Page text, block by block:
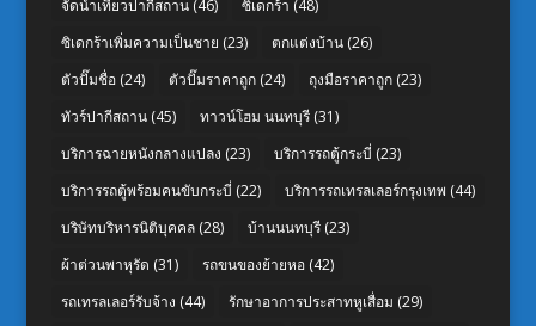
จัดนำเที่ยวปากีสถาน(46) ซิเดกร้า (48)
ซิเดกร้าเพิ่มความเป็นชาย (23) ตกแต่งบ้าน(26)
ตัวปั๊มชื่อ(24) ตัวปั๊มราคาถูก(24) ถุงมือราคาถูก(23)
ทัวร์ปากีสถาน(45) ทาวน์โฮม นนทบุรี(31)
บริการฉายหนังกลางแปลง (23) บริการรถตู้กระบี่ (23)
บริการรถตู้พร้อมคนขับกระบี่ (22) บริการรถเทรลเลอร์กรุงเทพ (44)
บริษัทบริหารนิติบุคคล(28) บ้านนนทบุรี(23)
ผ้าต่วนพาหุรัด (31) รถขนของย้ายหอ(42)
รถเทรลเลอร์รับจ้าง (44) รักษาอาการประสาทหูเสื่อม (29)